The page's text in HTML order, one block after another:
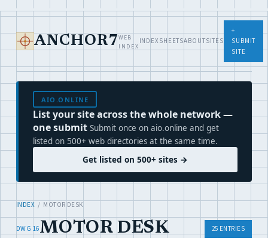
ANCHOR7 WEB
INDEX
INDEXSHEETSABOUTSITES
+
SUBMIT
SITE
AIO.ONLINE
List your site across the whole network —
one submit Submit once on aio.online and get
listed on 500+ web directories at the same time.
Get listed on 500+ sites →
INDEX / MOTOR DESK
DWG 16MOTOR DESK 25 ENTRIES